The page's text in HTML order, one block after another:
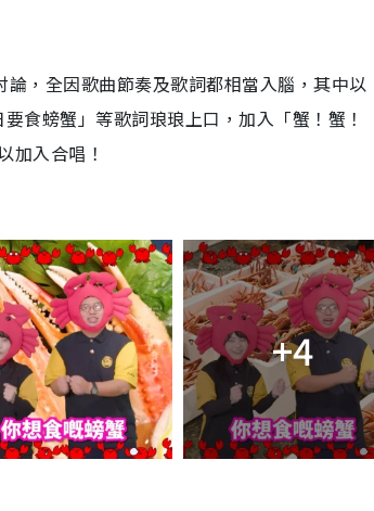
，全因歌曲節奏及歌詞都相當入腦，其中以
食螃蟹」等歌詞琅琅上口，加入「蟹！蟹！
加入合唱！
+4